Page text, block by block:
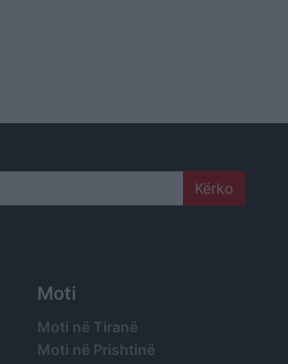
Moti
Moti në Tiranë
Moti në Prishtinë